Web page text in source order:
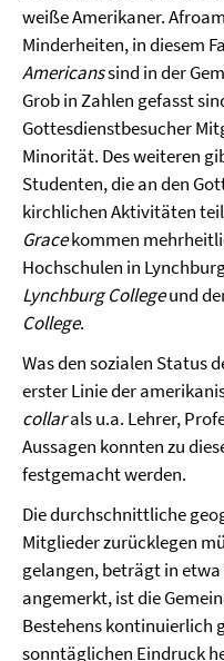
weiße Amerikaner.
Minderheiten, in diesem
Americanssind in der
Grob in Zahlen gefasst
Gottesdienstbesucher
Minorität. Des weiteren
Studenten, die an den
kirchlichen Aktivitäten
Gracekommen
Hochschulen in
Lynchburg Collegeund
College.
Was den sozialen Status
erster Linie der
collarals u.a. Lehrer,
Aussagen konnten zu
festgemacht werden.
Die durchschnittliche
Mitglieder zurücklegen
gelangen, beträgt in etwa
angemerkt, ist die
Bestehens kontinuierlich
sonntäglichen Eindruck